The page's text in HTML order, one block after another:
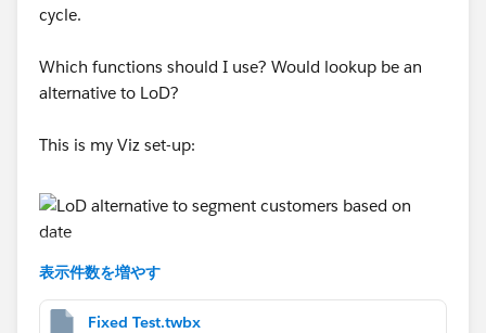
cycle.
Which functions should I use? Would lookup be an
alternative to LoD?
This is my Viz set-up:
表示件数を増やす
Fixed Test.twbx